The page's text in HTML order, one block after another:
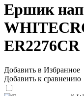
Ершик
Добавить в Избранное
Добавить к сравнению